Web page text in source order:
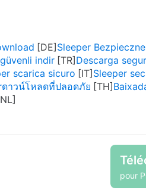
Sleeper
indir
Descarga
scarica sicuro
Sleeper
ดาวน์โหลดที่ปลอดภัย
pour